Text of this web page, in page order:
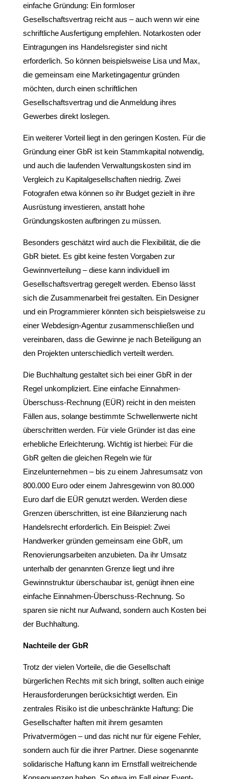
einfache Gründung: Ein formloser
Gesellschaftsvertrag reicht aus – auch wenn wir eine
schriftliche Ausfertigung empfehlen. Notarkosten oder
Eintragungen ins Handelsregister sind nicht
erforderlich. So können beispielsweise Lisa und Max,
die gemeinsam eine Marketingagentur gründen
möchten, durch einen schriftlichen
Gesellschaftsvertrag und die Anmeldung ihres
Gewerbes direkt loslegen.
Ein weiterer Vorteil liegt in den geringen Kosten. Für die
Gründung einer GbR ist kein Stammkapital notwendig,
und auch die laufenden Verwaltungskosten sind im
Vergleich zu Kapitalgesellschaften niedrig. Zwei
Fotografen etwa können so ihr Budget gezielt in ihre
Ausrüstung investieren, anstatt hohe
Gründungskosten aufbringen zu müssen.
Besonders geschätzt wird auch die Flexibilität, die die
GbR bietet. Es gibt keine festen Vorgaben zur
Gewinnverteilung – diese kann individuell im
Gesellschaftsvertrag geregelt werden. Ebenso lässt
sich die Zusammenarbeit frei gestalten. Ein Designer
und ein Programmierer könnten sich beispielsweise zu
einer Webdesign-Agentur zusammenschließen und
vereinbaren, dass die Gewinne je nach Beteiligung an
den Projekten unterschiedlich verteilt werden.
Die Buchhaltung gestaltet sich bei einer GbR in der
Regel unkompliziert. Eine einfache Einnahmen-
Überschuss-Rechnung (EÜR) reicht in den meisten
Fällen aus, solange bestimmte Schwellenwerte nicht
überschritten werden. Für viele Gründer ist das eine
erhebliche Erleichterung. Wichtig ist hierbei: Für die
GbR gelten die gleichen Regeln wie für
Einzelunternehmen – bis zu einem Jahresumsatz von
800.000 Euro oder einem Jahresgewinn von 80.000
Euro darf die EÜR genutzt werden. Werden diese
Grenzen überschritten, ist eine Bilanzierung nach
Handelsrecht erforderlich. Ein Beispiel: Zwei
Handwerker gründen gemeinsam eine GbR, um
Renovierungsarbeiten anzubieten. Da ihr Umsatz
unterhalb der genannten Grenze liegt und ihre
Gewinnstruktur überschaubar ist, genügt ihnen eine
einfache Einnahmen-Überschuss-Rechnung. So
sparen sie nicht nur Aufwand, sondern auch Kosten bei
der Buchhaltung.
Nachteile der GbR
Trotz der vielen Vorteile, die die Gesellschaft
bürgerlichen Rechts mit sich bringt, sollten auch einige
Herausforderungen berücksichtigt werden. Ein
zentrales Risiko ist die unbeschränkte Haftung: Die
Gesellschafter haften mit ihrem gesamten
Privatvermögen – und das nicht nur für eigene Fehler,
sondern auch für die ihrer Partner. Diese sogenannte
solidarische Haftung kann im Ernstfall weitreichende